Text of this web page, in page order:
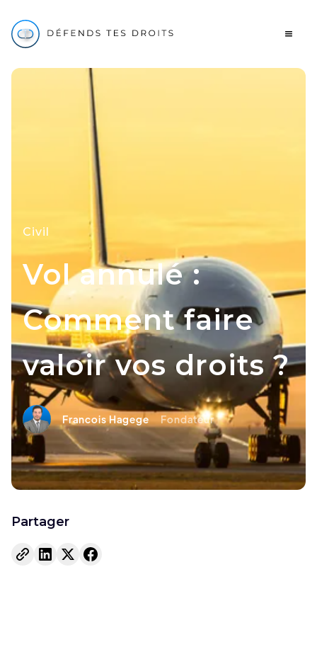
Civil
Vol annulé :
Comment faire
valoir vos droits ?
Francois Hagege Fondateur
Partager